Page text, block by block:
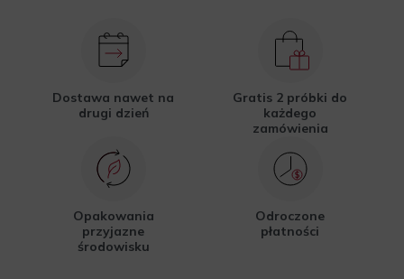
Dostawa nawet na
drugi dzień
Gratis 2 próbki do
każdego
zamówienia
Opakowania
przyjazne
środowisku
Odroczone
płatności